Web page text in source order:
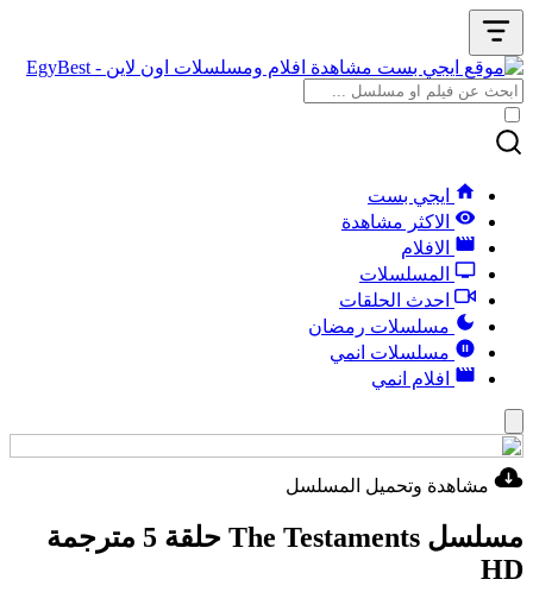
ايجي بست
الاكثر مشاهدة
الافلام
المسلسلات
احدث الحلقات
مسلسلات رمضان
مسلسلات انمي
افلام انمي
مشاهدة وتحميل المسلسل
مسلسل The Testaments حلقة 5 مترجمة
HD